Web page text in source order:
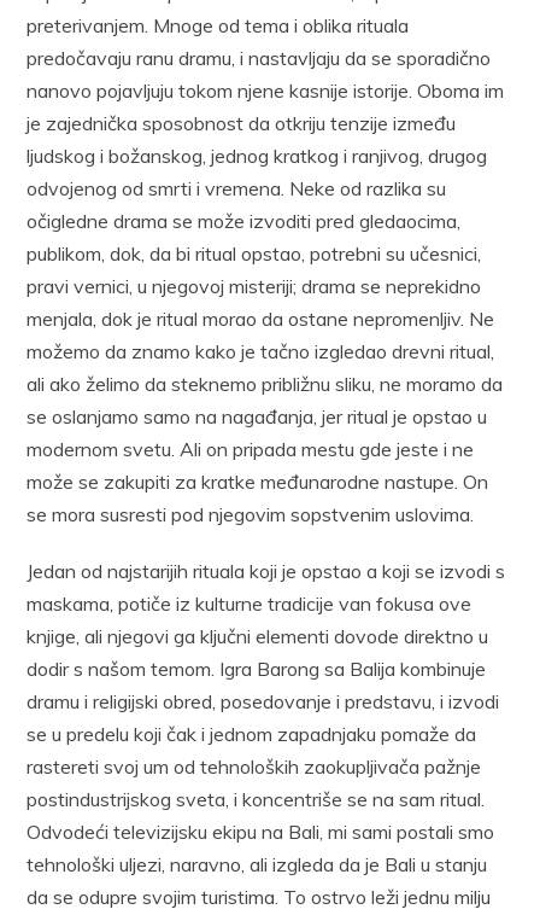
preterivanjem. Mnoge od tema i oblika rituala
predočavaju ranu dramu, i nastavljaju da se sporadično
nanovo pojavljuju tokom njene kasnije istorije. Oboma im
je zajednička sposobnost da otkriju tenzije između
ljudskog i božanskog, jednog kratkog i ranjivog, drugog
odvojenog od smrti i vremena. Neke od razlika su
očigledne drama se može izvoditi pred gledaocima,
publikom, dok, da bi ritual opstao, potrebni su učesnici,
pravi vernici, u njegovoj misteriji; drama se neprekidno
menjala, dok je ritual morao da ostane nepromenljiv. Ne
možemo da znamo kako je tačno izgledao drevni ritual,
ali ako želimo da steknemo približnu sliku, ne moramo da
se oslanjamo samo na nagađanja, jer ritual je opstao u
modernom svetu. Ali on pripada mestu gde jeste i ne
može se zakupiti za kratke međunarodne nastupe. On
se mora susresti pod njegovim sopstvenim uslovima.
Jedan od najstarijih rituala koji je opstao a koji se izvodi s
maskama, potiče iz kulturne tradicije van fokusa ove
knjige, ali njegovi ga ključni elementi dovode direktno u
dodir s našom temom. Igra Barong sa Balija kombinuje
dramu i religijski obred, posedovanje i predstavu, i izvodi
se u predelu koji čak i jednom zapadnjaku pomaže da
rastereti svoj um od tehnoloških zaokupljivača pažnje
postindustrijskog sveta, i koncentriše se na sam ritual.
Odvodeći televizijsku ekipu na Bali, mi sami postali smo
tehnološki uljezi, naravno, ali izgleda da je Bali u stanju
da se odupre svojim turistima. To ostrvo leži jednu milju